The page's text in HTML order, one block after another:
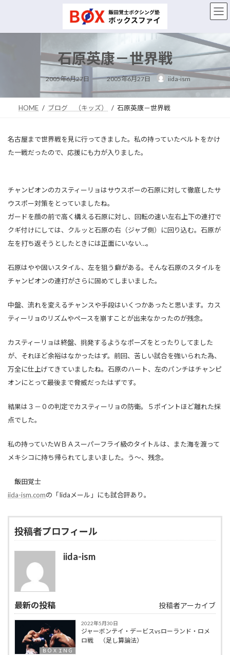
ン
プ
ー
動
石原英康－世界戦
2005年6月27日
最
終
新
日
時
:
2005年6月27日 iida-ism
HOME ブログ （キッズ） 石原英康－世界戦
名古屋まで世界戦を見に行ってきました。私の持っていたベルトをかけ
た一戦だったので、応援にも力が入りました。
チャンピオンのカスティーリョはサウスポーの石原に対して徹底したサ
ウスポー対策をとっていましたね。
ガードを顔の前で高く構える石原に対し、回転の速い左右上下の連打で
クギ付けにしては、クルッと石原の右（ジャブ側）に回り込む。石原が
左を打ち返そうとしたときには正面にいない…。
石原はやや固いスタイル、左を狙う癖がある。そんな石原のスタイルを
チャンピオンの連打がさらに固めてしまいました。
中盤、流れを変えるチャンスや手段はいくつかあったと思います。カス
ティーリョのリズムやペースを崩すことが出来なかったのが残念。
カスティーリョは終盤、挑発するようなポーズをとったりしてました
が、それほど余裕はなかったはず。前回、苦しい試合を強いられた為、
万全に仕上げてきていましたね。石原のハート、左のパンチはチャンピ
オンにとって最後まで脅威だったはずです。
結果は３－０の判定でカスティーリョの防衛。５ポイントほど離れた採
点でした。
私の持っていたＷＢＡスーパーフライ級のタイトルは、また海を渡って
メキシコに持ち帰られてしまいました。う～、残念。
飯田覚士
iida-ism.comの「Iidaメール」にも試合評あり。
投稿者プロフィール
iida-ism
最新の投稿 投稿者アーカイブ
ＢＯＸＩＮＧ
2022年5月30日
ジャーボンテイ・デービスvsローランド・ロメ
ロ戦 （足し算論法）